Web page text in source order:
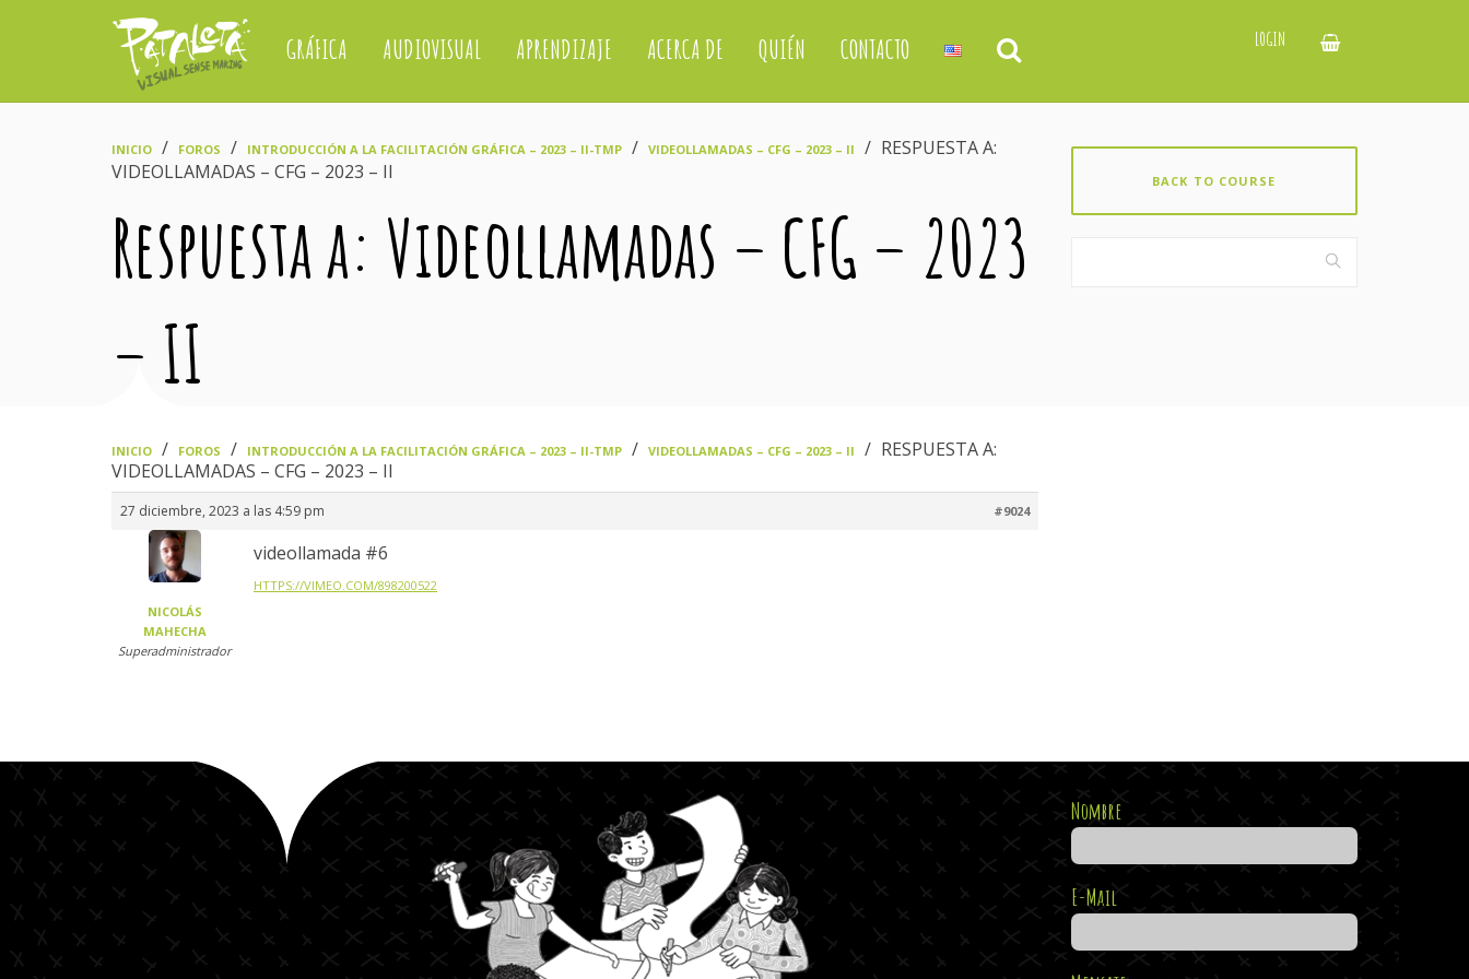
GRÁFICA AUDIOVISUAL APRENDIZAJE ACERCA DE QUIÉN CONTACTO LOGIN
INICIO FOROS INTRODUCCIÓN A LA FACILITACIÓN GRÁFICA – 2023 – II-TMP VIDEOLLAMADAS – CFG – 2023 – II
RESPUESTA A:
VIDEOLLAMADAS – CFG – 2023 – II
Respuesta a: Videollamadas – CFG – 2023
– II
BACK TO COURSE
INICIO FOROS INTRODUCCIÓN A LA FACILITACIÓN GRÁFICA – 2023 – II-TMP VIDEOLLAMADAS – CFG – 2023 – II
RESPUESTA A:
VIDEOLLAMADAS – CFG – 2023 – II
27 diciembre, 2023 a las 4:59 pm #9024
NICOLÁS
MAHECHA
Superadministrador
videollamada #6
HTTPS://VIMEO.COM/898200522
Nombre
E-Mail